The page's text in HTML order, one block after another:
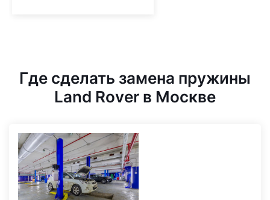
Где сделать замена пружины
Land Rover в Москве